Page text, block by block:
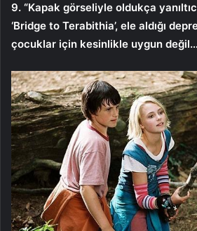
9. “Kapak görseliyle oldukça
‘Bridge to Terabithia’, ele aldığı
çocuklar için kesinlikle uygun